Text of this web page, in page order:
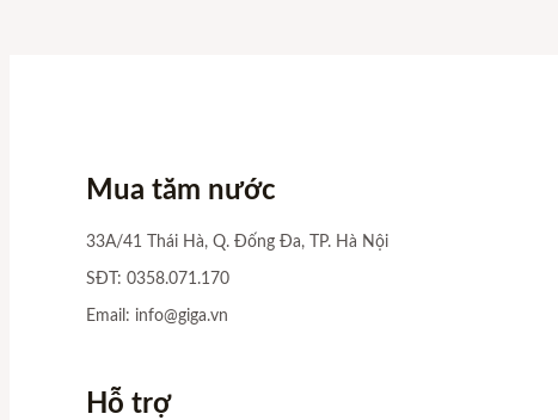
Mua tăm nước
33A/41 Thái Hà, Q. Đống Đa, TP. Hà Nội
SĐT: 0358.071.170
Email: info@giga.vn
Hỗ trợ